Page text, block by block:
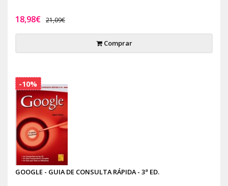
18,98€ 21,09€
Comprar
GOOGLE - GUIA DE CONSULTA RÁPIDA - 3ª ED.
-10%